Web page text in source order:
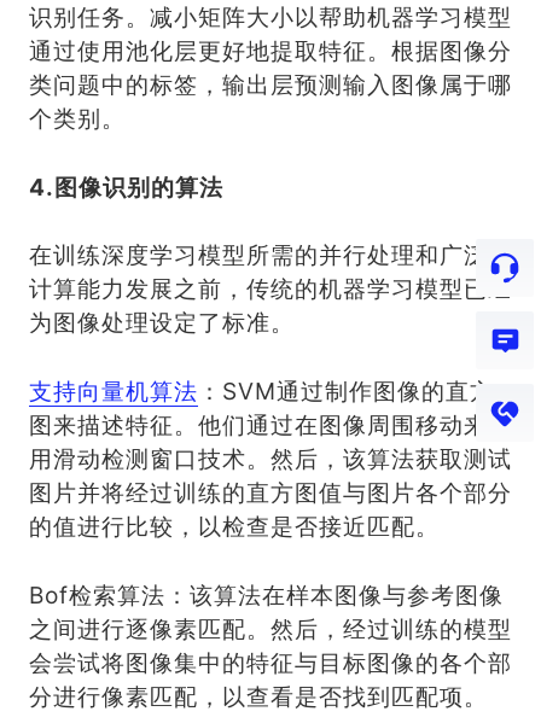
识别任务。减小矩阵大小以帮助机器学习模型
通过使用池化层更好地提取特征。根据图像分
类问题中的标签，输出层预测输入图像属于哪
个类别。
4.图像识别的算法
在训练深度学习模型所需的并行处理和广泛的
计算能力发展之前，传统的机器学习模型已经
为图像处理设定了标准。
支持向量机算法 ：SVM通过制作图像的直方
图来描述特征。他们通过在图像周围移动来使
用滑动检测窗口技术。然后，该算法获取测试
图片并将经过训练的直方图值与图片各个部分
的值进行比较，以检查是否接近匹配。
Bof检索算法：该算法在样本图像与参考图像
之间进行逐像素匹配。然后，经过训练的模型
会尝试将图像集中的特征与目标图像的各个部
分进行像素匹配，以查看是否找到匹配项。